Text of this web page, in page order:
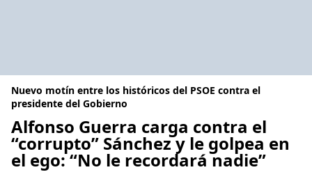
Nuevo motín entre los históricos del PSOE contra el
presidente del Gobierno
Alfonso Guerra carga contra el
“corrupto” Sánchez y le golpea en
el ego: “No le recordará nadie”